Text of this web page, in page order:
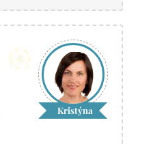
Kristýna